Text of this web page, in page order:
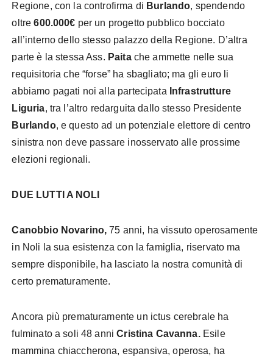
Regione, con la controfirma di Burlando, spendendo
oltre600.000€ per un progetto pubblico bocciato
all’interno dello stesso palazzo della Regione. D’altra
parte è la stessa Ass. Paitache ammette nelle sua
requisitoria che “forse” ha sbagliato; ma gli euro li
abbiamo pagati noi alla partecipata Infrastrutture
Liguria, tra l’altro redarguita dallo stesso Presidente
Burlando, e questo ad un potenziale elettore di centro
sinistra non deve passare inosservato alle prossime
elezioni regionali.
DUE LUTTI A NOLI
Canobbio Novarino, 75 anni, ha vissuto operosamente
in Noli la sua esistenza con la famiglia, riservato ma
sempre disponibile, ha lasciato la nostra comunità di
certo prematuramente.
Ancora più prematuramente un ictus cerebrale ha
fulminato a soli 48 anniCristina Cavanna.Esile
mammina chiaccherona, espansiva, operosa, ha